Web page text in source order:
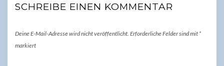
SCHREIBE EINEN KOMMENTAR
Deine E-Mail-Adresse wird nicht veröffentlicht. Erforderliche Felder sind mit *
markiert